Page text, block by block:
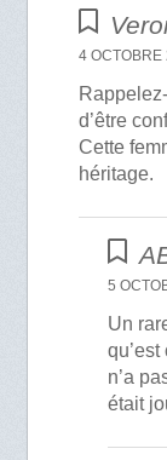
4 OCTOBRE
d’être
Cette
héritage.
5
Un
n’a
était